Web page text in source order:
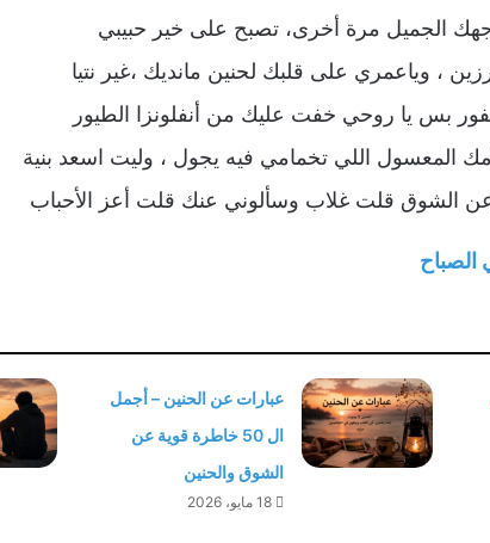
الجميل مرة أخرى، تصبح على خير حبيبي
، وياعمري على قلبك لحنين مانديك ،غير نتيا
بس يا روحي خفت عليك من أنفلونزا الطيور
المعسول اللي تخمامي فيه يجول ، وليت اسعد بنية
الشوق قلت غلاب وسألوني عنك قلت أعز الأحباب
الصباح
عبارات عن الحنين – أجمل
ال 50 خاطرة قوية عن
الشوق والحنين
18 مايو، 2026